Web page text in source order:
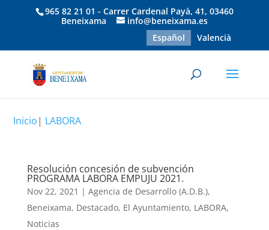
965 82 21 01 - Carrer Cardenal Payà, 41, 03460
Beneixama
info@beneixama.es
Español
Valencià
Inicio| LABORA
Resolución concesión de subvención
PROGRAMA LABORA EMPUJU 2021.
Nov 22, 2021 | Agencia de Desarrollo (A.D.B.),
Beneixama, Destacado, El Ayuntamiento, LABORA,
Noticias